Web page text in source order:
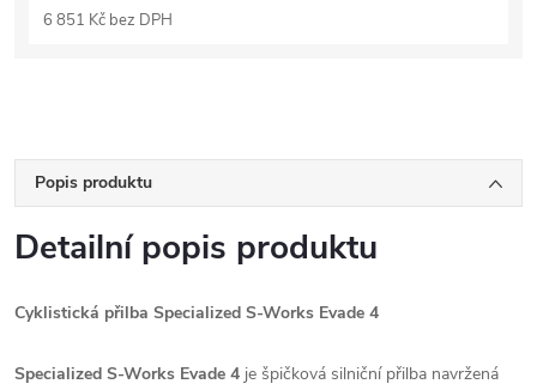
6 851 Kč bez DPH
Popis produktu
Detailní popis produktu
Cyklistická přilba Specialized S-Works Evade 4
Specialized S-Works Evade 4 je špičková silniční přilba navržená